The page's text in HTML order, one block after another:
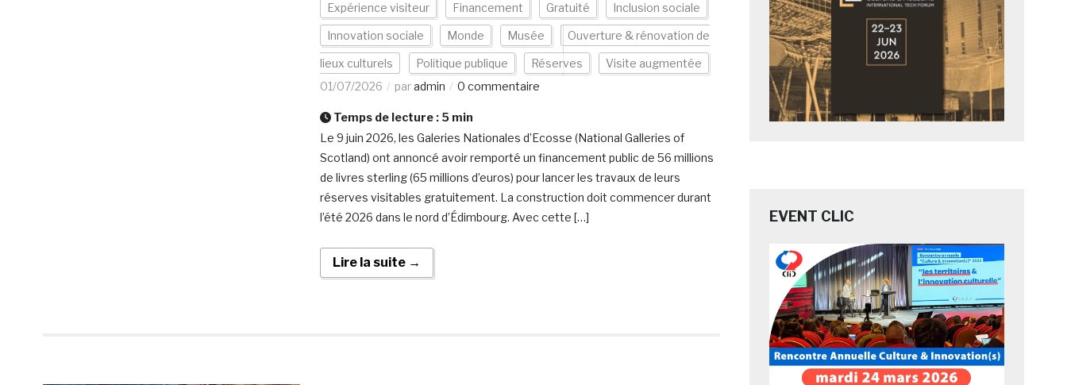
Expérience visiteur Financement Gratuité Inclusion sociale
Innovation sociale Monde Musée Ouverture & rénovation de
lieux culturels Politique publique Réserves
Visite augmentée
01/07/2026
paradmin 0 commentaire
Temps de lecture : 5 min
Le 9 juin 2026, les Galeries Nationales d’Ecosse (National Galleries of
Scotland) ont annoncé avoir remporté un financement public de 56 millions
de livres sterling (65 millions d’euros) pour lancer les travaux de leurs
réserves visitables gratuitement. La construction doit commencer durant
l’été 2026 dans le nord d’Édimbourg. Avec cette […]
Lire la suite →
EVENT CLIC